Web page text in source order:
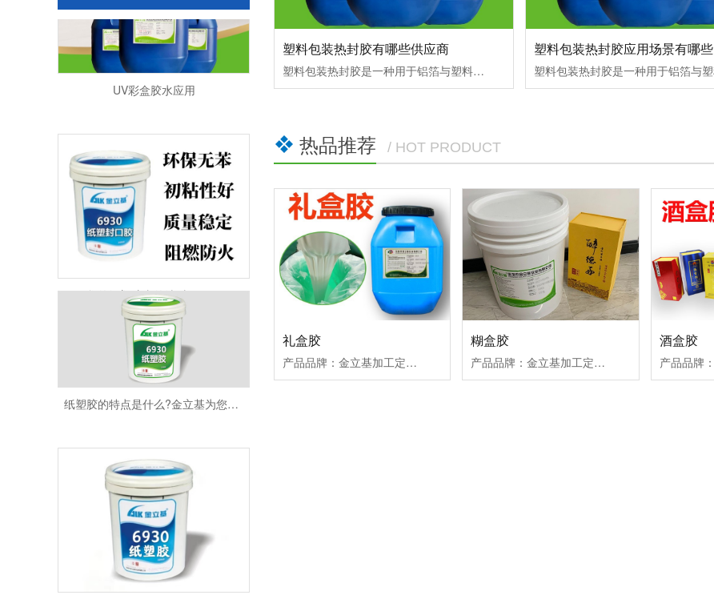
塑料包装热封胶有哪些供应商
塑料包装热封胶是一种用于铝箔与塑料容器（如杯、盖、包装等）封口的专用胶粘剂，塑料包装热封胶核心功能是通过热熔或热压工艺实现铝箔与基材的紧密粘合，确保包装的密封性和阻隔性能。以下是关于塑料包装热封胶的详细解析：塑料包装热封胶市场主流产品与供应商
塑料包装热封胶应用场景有哪些
热品推荐 / HOT PRODUCT
礼盒胶
产品品牌：金立基加工定制：ODM/OEM产品材质：改性丙烯酸酯共聚物产品颜色：乳白色或微黄色粘稠乳液产品包装：20/50KG桶装定制数量：500KG起
糊盒胶
产品品牌：金立基加工定制：ODM/OEM产品材质：丙烯酸酯聚合物产品颜色：乳白色或微黄色粘稠乳液产品包装：20/50KG桶装定制数量：500KG起
酒盒胶
UV彩盒胶水应用
您的纸塑胶真的选对了吗？
纸塑胶的特点是什么?金立基为您解答
礼盒包装常用胶水---纸塑胶